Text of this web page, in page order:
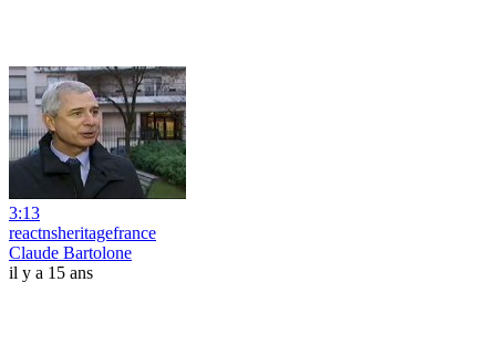
3:13
reactnsheritagefrance
Claude Bartolone
il y a 15 ans